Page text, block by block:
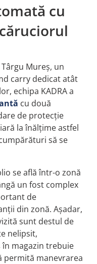
cu
Mureș, un
carry dedicat atât
echipa KADRA a
cu două
de protecție
la înălțime astfel
să se
se află într-o zonă
un fost complex
de
din zonă. Așadar,
sunt destul de
nelipsit,
în magazin trebuie
permită manevrarea